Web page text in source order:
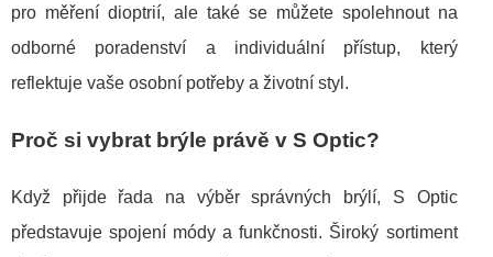
pro měření dioptrií, ale také se můžete spolehnout na
odborné poradenství a individuální přístup, který
reflektuje vaše osobní potřeby a životní styl.
Proč si vybrat brýle právě v S Optic?
Když přijde řada na výběr správných brýlí, S Optic
představuje spojení módy a funkčnosti. Široký sortiment